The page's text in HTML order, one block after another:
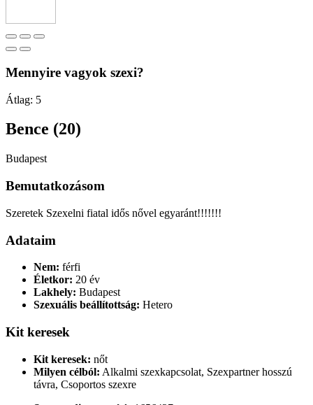
Mennyire vagyok szexi?
Átlag: 5
Bence (20)
Budapest
Bemutatkozásom
Szeretek Szexelni fiatal idős nővel egyaránt!!!!!!!
Adataim
Nem: férfi
Életkor: 20 év
Lakhely: Budapest
Szexuális beállítottság: Hetero
Kit keresek
Kit keresek: nőt
Milyen célból: Alkalmi szexkapcsolat, Szexpartner hosszú
távra, Csoportos szexre